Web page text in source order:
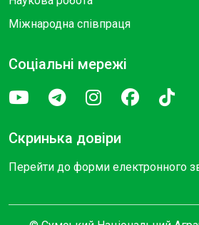
Міжнародна співпраця
Соціальні мережі
Скринька довіри
Перейти до форми електронного